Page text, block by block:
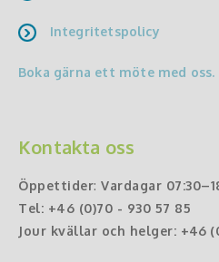
Integritetspolicy
Boka gärna ett möte med oss.
Kontakta oss
Öppettider: Vardagar
Tel: +46 (0)70 - 930 57 85
Jour kvällar och helger: +46